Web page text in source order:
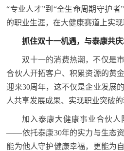
“专业人才”到“全生命周期守护者
的职业生涯，在大健康赛道上实现
抓住双十一机遇，与泰康共
双十一的消费热潮，不仅是
合伙人开拓客户、积累资源的黄
迎来30周年，这不仅是企业发展
人共享发展成果、实现职业突破的
加入泰康大健康事业合伙
——依托泰康30年的实力与生态
能为他人守护健康幸福，更能为